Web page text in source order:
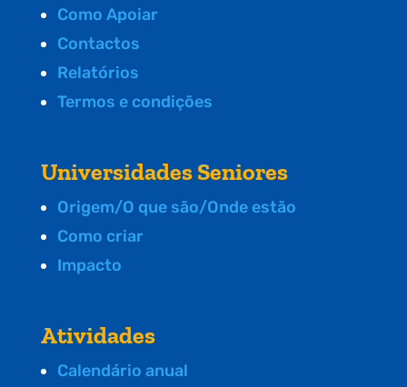
Como Apoiar
Contactos
Relatórios
Termos e condições
Universidades Seniores
Origem/O que são/Onde estão
Como criar
Impacto
Atividades
Calendário anual